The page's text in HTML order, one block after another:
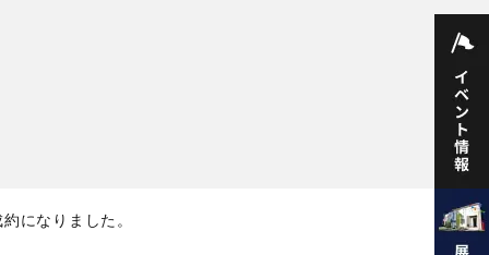
になりました。